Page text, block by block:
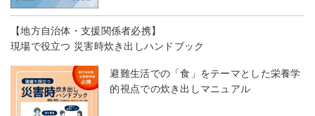
【地方自治体・支援関係者必携】
現場で役立つ 災害時炊き出しハンドブック
避難生活での「食」をテーマとした栄養学
的視点での炊き出しマニュアル